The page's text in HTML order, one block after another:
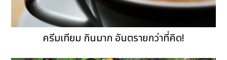
ครีมเทียม กินมาก อันตรายกว่าที่คิด!